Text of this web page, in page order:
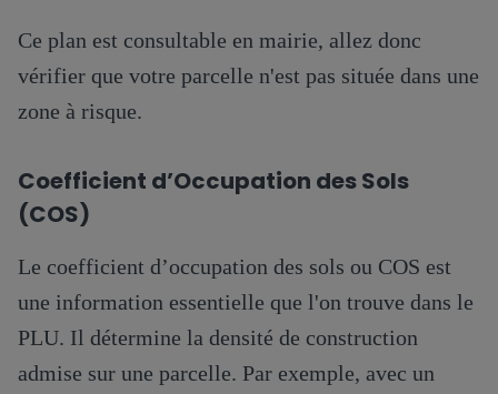
Ce plan est consultable en mairie, allez donc
vérifier que votre parcelle n'est pas située dans une
zone à risque.
Coefficient d’Occupation des Sols
(COS)
Le coefficient d’occupation des sols ou COS est
une information essentielle que l'on trouve dans le
PLU. Il détermine la densité de construction
admise sur une parcelle. Par exemple, avec un